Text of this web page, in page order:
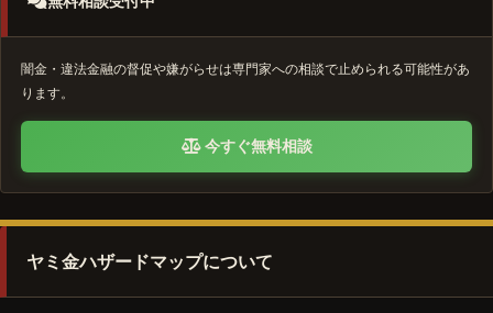
闇金・違法金融の督促や嫌がらせは専門家への相談で止められる可能性があ
ります。
今すぐ無料相談
ヤミ金ハザードマップについて